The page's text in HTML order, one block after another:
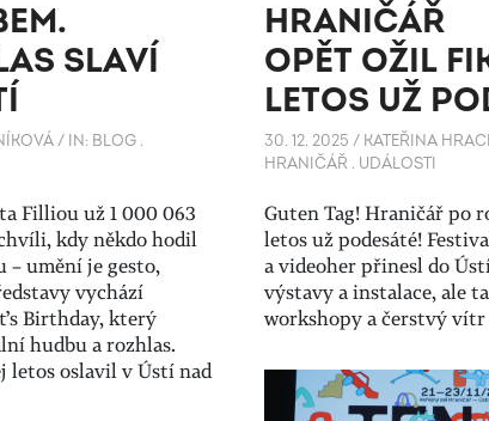
SLAVÍ
/ IN: BLOG.
Filliou už 1 000 063
kdy někdo hodil
– umění je gesto,
vychází
Birthday, který
hudbu a rozhlas.
letos oslavil v Ústí nad
HRANIČÁŘ
OPĚT OŽIL
LETOS UŽ
30. 12. 2025 / KATEŘINA
HRANIČÁŘ . UDÁLOSTI
Guten Tag! Hraničář po
letos už podesáté!
a videoher přinesl do
výstavy a instalace, ale
workshopy a čerstvý vítr